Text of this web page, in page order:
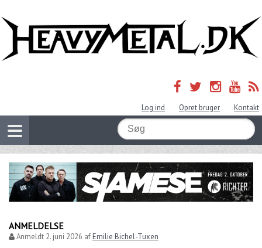
Log ind Opret bruger Kontakt
ANMELDELSE
Anmeldt 2. juni 2026 afEmilie Bichel-Tuxen